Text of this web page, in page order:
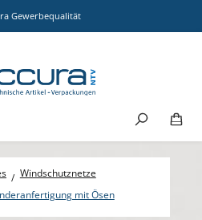
Gewerbequalität
Windschutznetze
mit Ösen